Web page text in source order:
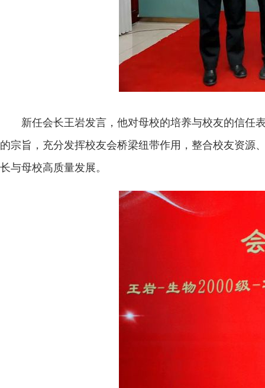
新任会长王岩发言，他对母校的培养与校友的信任
的宗旨，充分发挥校友会桥梁纽带作用，整合校友资源
长与母校高质量发展。